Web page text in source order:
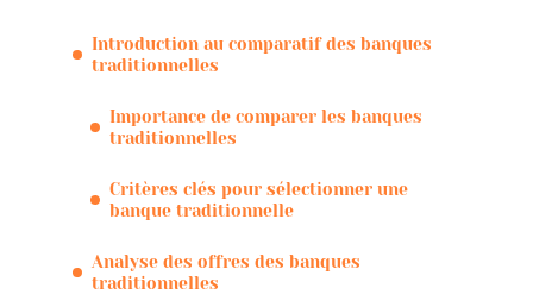
Introduction au comparatif des banques
traditionnelles
Importance de comparer les banques
traditionnelles
Critères clés pour sélectionner une
banque traditionnelle
Analyse des offres des banques
traditionnelles